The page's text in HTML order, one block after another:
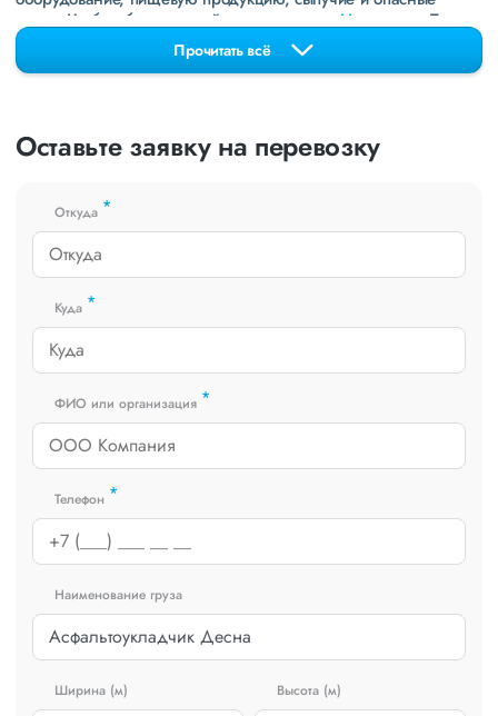
грузы. Чтобы убедиться зайдите в раздел
«Наш опыт»
. Там
свежие примеры перевозок, которые обновляются несколько
раз в неделю. Также недавно мы запустили новые
направления вДНРиЛНР. Предоставляем все стандартные
экспедирование. За каждым клиентом закреплен менеджер,
который сообщит о текущем статусе вашего груза. Чтобы
сайте или звоните по номеру
РФ).
Прочитать всё
Оставьте заявку на перевозку
Откуда *
Куда *
ФИО или организация *
Телефон *
Наименование груза
Ширина (м) Высота (м)